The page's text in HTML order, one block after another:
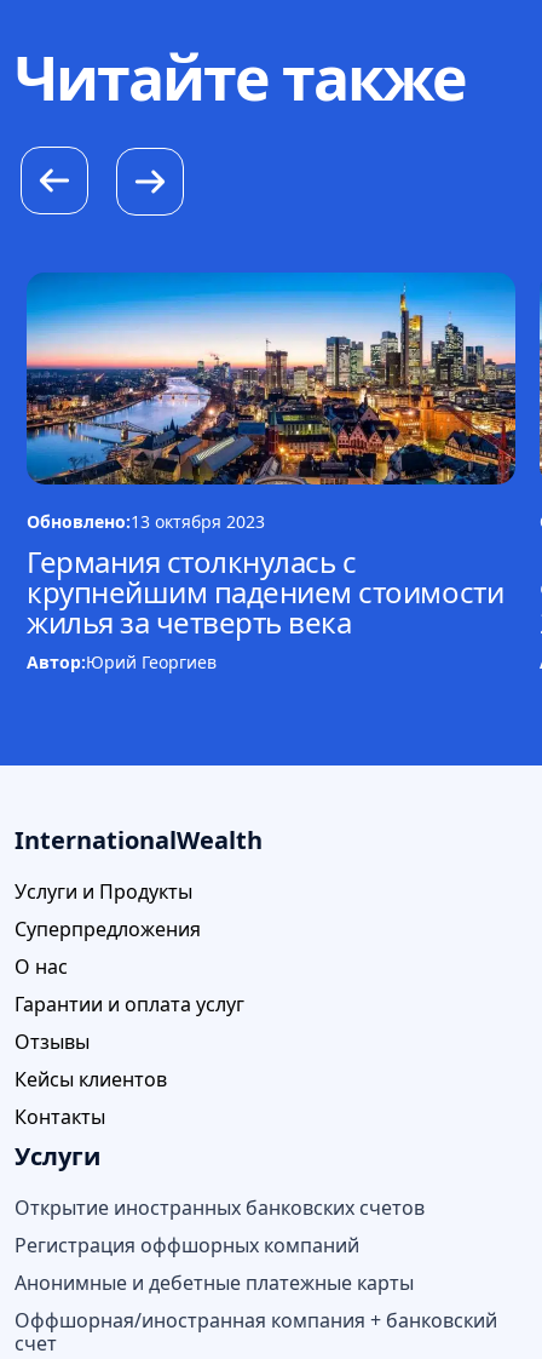
Читайте также
Обновлено:13 октября 2023
Германия столкнулась с
крупнейшим падением стоимости
жилья за четверть века
Автор:Юрий Георгиев
InternationalWealth
Услуги и Продукты
Суперпредложения
О нас
Гарантии и оплата услуг
Отзывы
Кейсы клиентов
Контакты
Услуги
Открытие иностранных банковских счетов
Регистрация оффшорных компаний
Анонимные и дебетные платежные карты
Оффшорная/иностранная компания + банковский
счет